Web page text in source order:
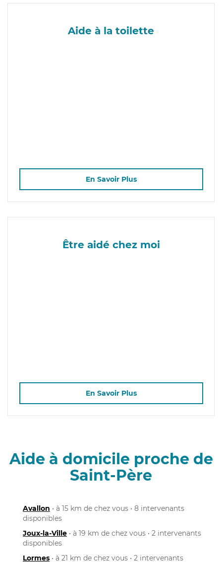
Aide à la toilette
En Savoir Plus
Être aidé chez moi
En Savoir Plus
Aide à domicile proche de
Saint-Père
Avallon • à 15 km de chez vous • 8 intervenants
disponibles
Joux-la-Ville • à 19 km de chez vous • 2 intervenants
disponibles
Lormes • à 21 km de chez vous • 2 intervenants